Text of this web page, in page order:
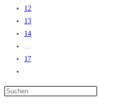
12
13
14
17
Seite